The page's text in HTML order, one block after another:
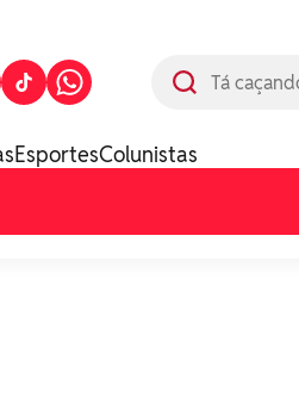
EsportesColunistas